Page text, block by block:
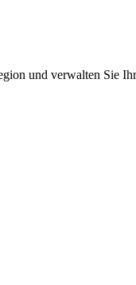
und verwalten Sie